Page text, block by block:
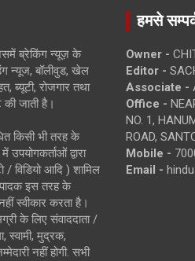
ब्रेकिंग न्यूज़ के
न्यूज, बॉलीवुड, खेल
ब्यूटी, रोजगार तथा
जाती है।
किसी भी तरह के
द्वारा
/ विडियो आदि ) शामिल
इस तरह के
स्वीकार करता है।
के लिए संवाददाता /
स्वामी, मुद्रक,
नहीं होगी. सभी
हमसे
Owner -
Editor -
Associate -
Office -
NO. 1,
ROAD,
Mobile -
Email -